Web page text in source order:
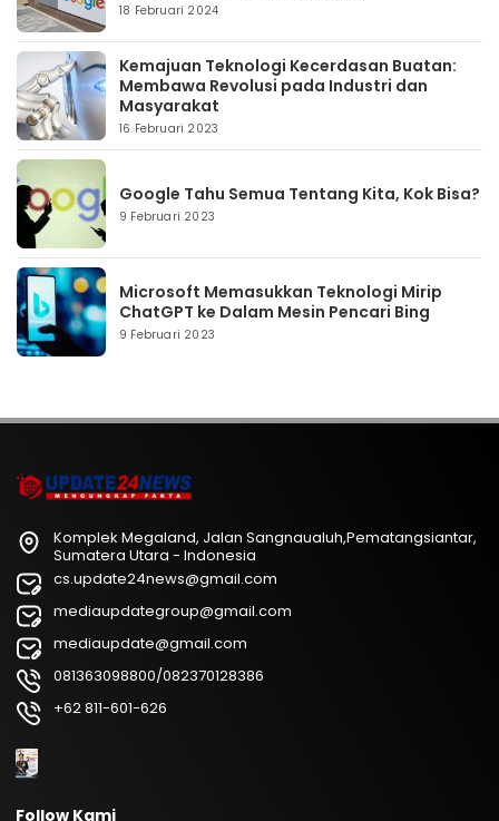
18 Februari 2024
Kemajuan Teknologi Kecerdasan Buatan:
Membawa Revolusi pada Industri dan
Masyarakat
16 Februari 2023
Google Tahu Semua Tentang Kita, Kok Bisa?
9 Februari 2023
Microsoft Memasukkan Teknologi Mirip
ChatGPT ke Dalam Mesin Pencari Bing
9 Februari 2023
Komplek Megaland, Jalan Sangnaualuh,Pematangsiantar,
Sumatera Utara - Indonesia
cs.update24news@gmail.com
mediaupdategroup@gmail.com
mediaupdate@gmail.com
081363098800/082370128386
+62 811-601-626
Follow Kami